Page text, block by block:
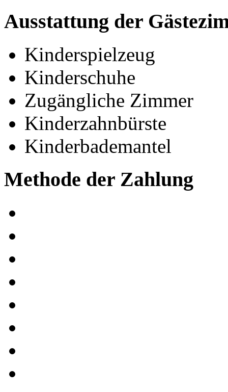
Ausstattung der
Kinderspielzeug
Kinderschuhe
Zugängliche Zimmer
Kinderzahnbürste
Kinderbademantel
Methode der Zahlung